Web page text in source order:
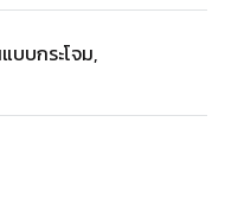
บบกระโจม,